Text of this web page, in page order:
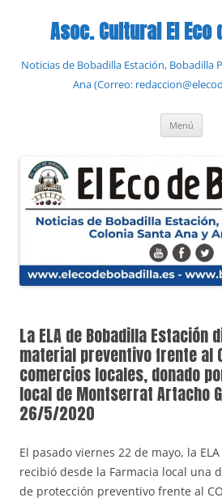
contenidoAsoc. Cultural El Eco
Noticias de Bobadilla Estación, Bobadilla
Ana (Correo:
Menú
La ELA de Bobadilla Estación
material preventivo frente al
comercios locales, donado
local de Montserrat Artacho
26/5/2020
El pasado viernes 22 de mayo, la
recibió desde la Farmacia local una
de protección preventivo frente al